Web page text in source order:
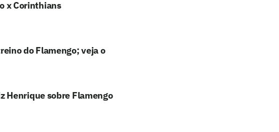
x Corinthians
do Flamengo; veja o
Henrique sobre Flamengo